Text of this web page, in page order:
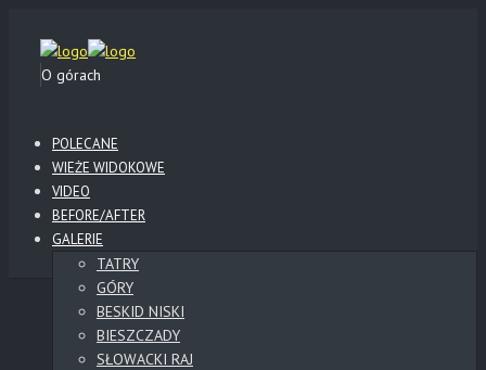
O górach
POLECANE
WIEŻE WIDOKOWE
VIDEO
BEFORE/AFTER
GALERIE
TATRY
GÓRY
BESKID NISKI
BIESZCZADY
SŁOWACKI RAJ